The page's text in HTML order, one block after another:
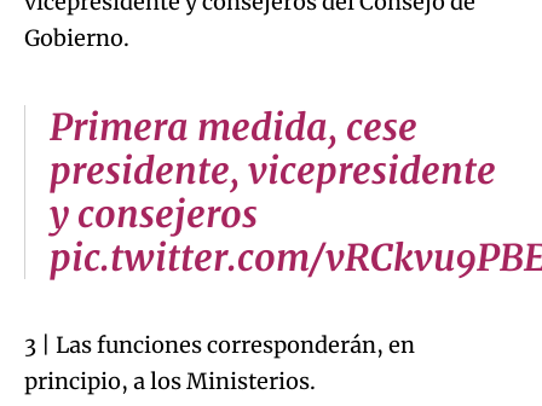
Gobierno.
Primera medida, cese
presidente, vicepresidente
y consejeros
pic.twitter.com/
3 | Las funciones corresponderán, en
principio, a los Ministerios.